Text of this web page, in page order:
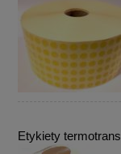
Etykiety